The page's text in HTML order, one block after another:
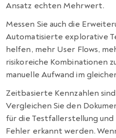
Ansatz echten Mehrwert.
Messen Sie auch die
Automatisierte explorative
helfen, mehr User Flows,
risikoreiche Kombinationen
manuelle Aufwand im
Zeitbasierte Kennzahlen
Vergleichen Sie den
für die Testfallerstellung und
Fehler erkannt werden.